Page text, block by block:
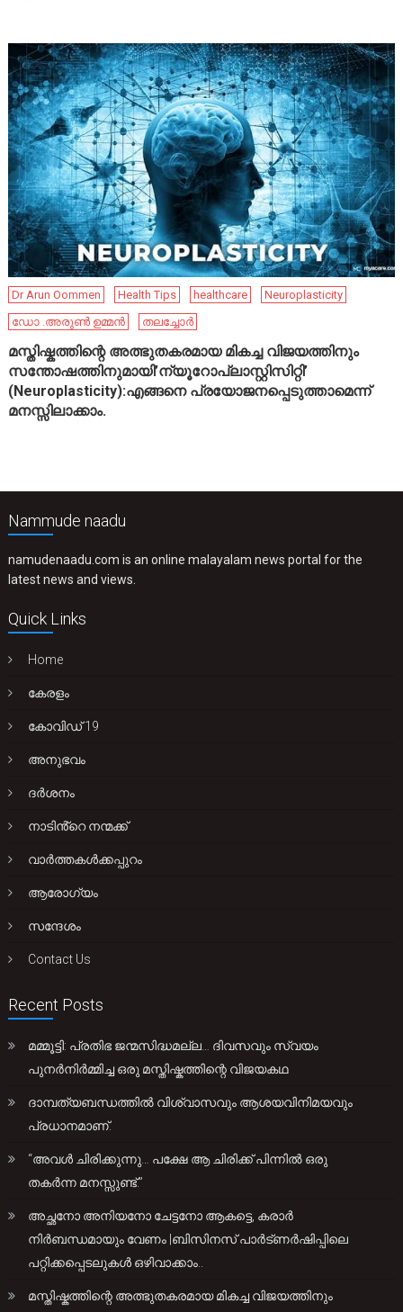
Dr Arun Oommen Health Tips healthcare
Neuroplasticity
ഡോ .അരുൺ ഉമ്മൻ
തലച്ചോർ
മസ്തിഷ്കത്തിന്റെ അത്ഭുതകരമായ മികച്ച വിജയത്തിനും
സന്തോഷത്തിനുമായി’ന്യൂറോപ്ലാസ്റ്റിസിറ്റി’
(Neuroplasticity):എങ്ങനെ പ്രയോജനപ്പെടുത്താമെന്ന്
മനസ്സിലാക്കാം.
Nammude naadu
namudenaadu.com is an online malayalam news portal for the
latest news and views.
Quick Links
Home
കേരളം
കോവിഡ് 19
അനുഭവം
ദർശനം
നാടിൻ്റെ നന്മക്ക്
വാർത്തകൾക്കപ്പുറം
ആരോഗ്യം
സന്ദേശം
Contact Us
Recent Posts
മമ്മൂട്ടി: പ്രതിഭ ജന്മസിദ്ധമല്ല… ദിവസവും സ്വയം
പുനർനിർമ്മിച്ച ഒരു മസ്തിഷ്കത്തിന്റെ വിജയകഥ
ദാമ്പത്യബന്ധത്തിൽ വിശ്വാസവും ആശയവിനിമയവും
പ്രധാനമാണ്.
“അവൾ ചിരിക്കുന്നു… പക്ഷേ ആ ചിരിക്ക് പിന്നിൽ ഒരു
തകർന്ന മനസ്സുണ്ട്.”
അച്ഛനോ അനിയനോ ചേട്ടനോ ആകട്ടെ, കരാർ
നിർബന്ധമായും വേണം |ബിസിനസ് പാർട്ണർഷിപ്പിലെ
പറ്റിക്കപ്പെടലുകൾ ഒഴിവാക്കാം..
മസ്തിഷ്കത്തിന്റെ അത്ഭുതകരമായ മികച്ച വിജയത്തിനും